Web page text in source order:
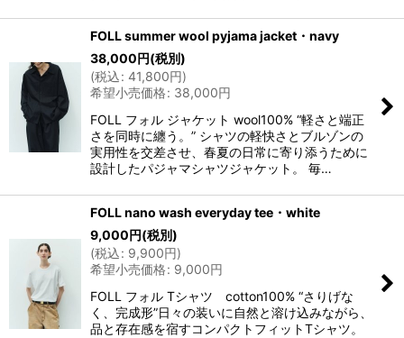
FOLL summer wool pyjama jacket・navy
38,000円(税別)
(税込: 41,800円)
希望小売価格: 38,000円
FOLL フォル ジャケット wool100% “軽さと端正
さを同時に纏う。” シャツの軽快さとブルゾンの
実用性を交差させ、春夏の日常に寄り添うために
設計したパジャマシャツジャケット。 毎…
FOLL nano wash everyday tee・white
9,000円(税別)
(税込: 9,900円)
希望小売価格: 9,000円
FOLL フォル Tシャツ cotton100% “さりげな
く、完成形”日々の装いに自然と溶け込みながら、
品と存在感を宿すコンパクトフィットTシャツ。